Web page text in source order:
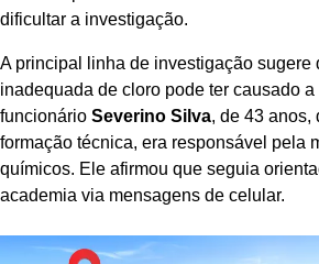
dificultar a investigação.
A principal linha de investigação sugere
inadequada de cloro pode ter causado
funcionário Severino Silva, de 43 anos,
formação técnica, era responsável pela
químicos. Ele afirmou que seguia
academia via mensagens de celular.